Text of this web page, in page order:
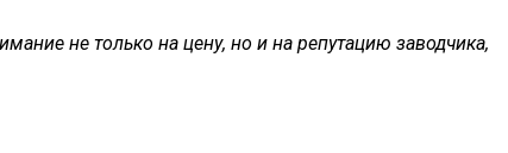
не только на цену, но и на репутацию заводчика,